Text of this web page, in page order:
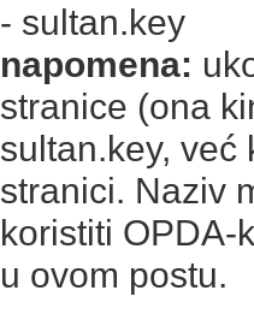
- sultan.key
napomena:
stranice (ona
sultan.key, već
stranici. Naziv
koristiti OPDA-
u ovom postu.